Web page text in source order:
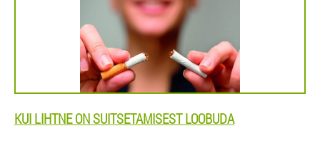
KUI LIHTNE ON SUITSETAMISEST LOOBUDA